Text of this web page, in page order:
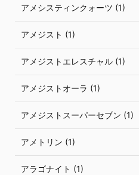
アメシスティンクォーツ (1)
アメジスト (1)
アメジストエレスチャル (1)
アメジストオーラ (1)
アメジストスーパーセブン (1)
アメトリン (1)
アラゴナイト (1)